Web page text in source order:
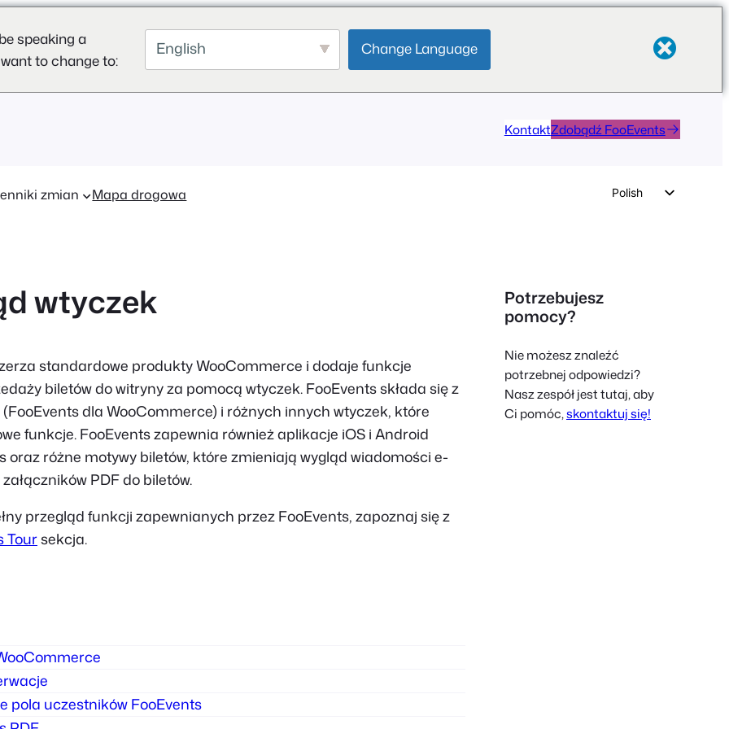
speaking a
to change to:
English Change Language
KontaktZdobądź FooEvents
zmian Mapa drogowa
Polish
Portuguese
French
Czech
wtyczek
standardowe produkty WooCommerce i dodaje funkcje
biletów do witryny za pomocą wtyczek. FooEvents składa się z
(FooEvents dla WooCommerce) i różnych innych wtyczek, które
funkcje. FooEvents zapewnia również aplikacje iOS i Android
oraz różne motywy biletów, które zmieniają wygląd wiadomości e-
PDF do biletów.
przegląd funkcji zapewnianych przez FooEvents, zapoznaj się z
Toursekcja.
pola uczestników FooEvents
Potrzebujesz
pomocy?
Nie możesz znaleźć
potrzebnej odpowiedzi?
Nasz zespół jest tutaj, aby
Ci pomóc,skontaktuj się!